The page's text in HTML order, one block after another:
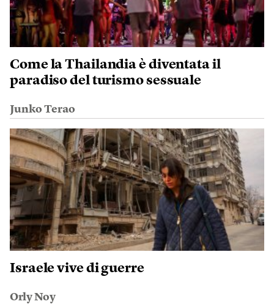
Come la Thailandia è diventata il
paradiso del turismo sessuale
Junko Terao
Israele vive di guerre
Orly Noy